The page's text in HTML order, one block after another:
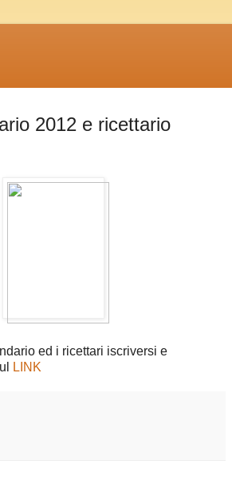
2012 e ricettario
ed i ricettari iscriversi e
LINK